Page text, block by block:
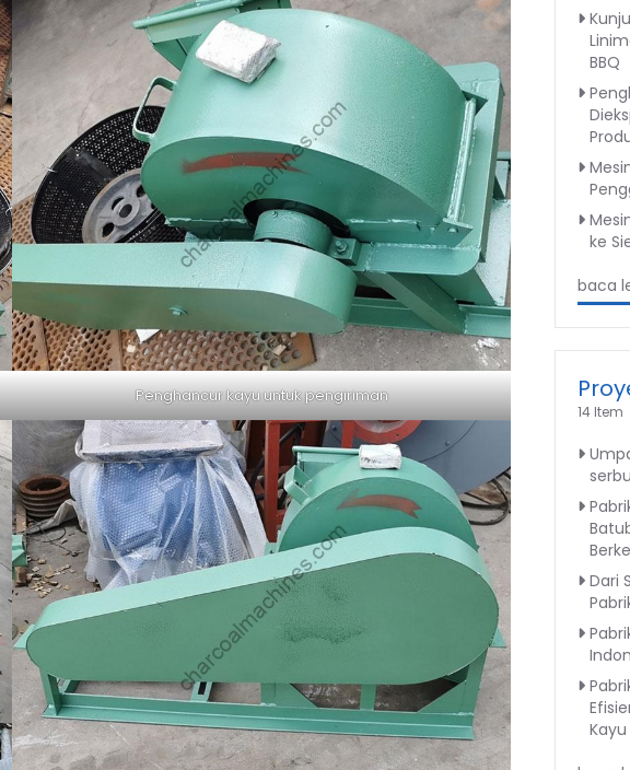
Penghancur kayu untuk pengiriman
BBQ
ke
baca
14 Item
Dari